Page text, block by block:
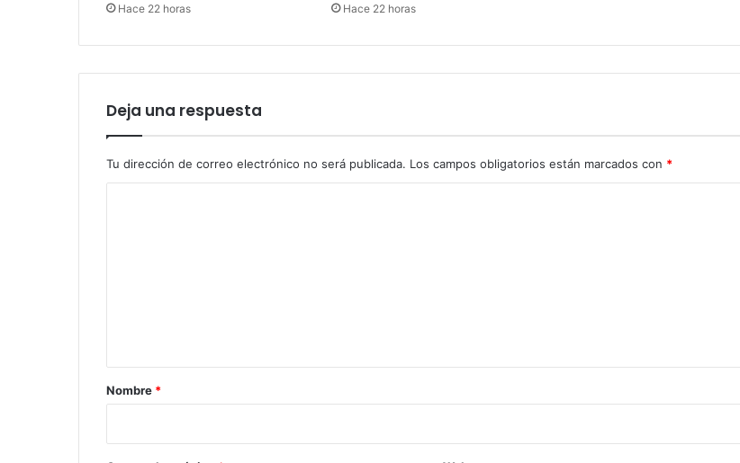
Hace 22 horas Hace 22 horas
Deja una respuesta
Tu dirección de correo electrónico no será publicada. Los campos obligatorios están marcados con *
r
Nombre *